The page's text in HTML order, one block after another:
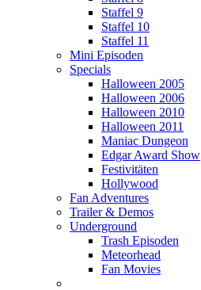
Staffel 9
Staffel 10
Staffel 11
Mini Episoden
Specials
Halloween 2005
Halloween 2006
Halloween 2010
Halloween 2011
Maniac Dungeon
Edgar Award Show
Festivitäten
Hollywood
Fan Adventures
Trailer & Demos
Underground
Trash Episoden
Meteorhead
Fan Movies